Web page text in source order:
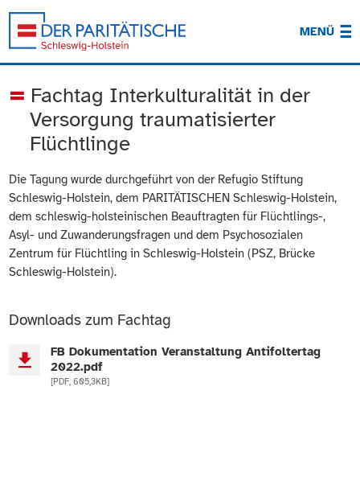
MENÜ
Fachtag Interkulturalität in der
Versorgung traumatisierter
Flüchtlinge
Die Tagung wurde durchgeführt von der Refugio Stiftung
Schleswig-Holstein, dem PARITÄTISCHEN Schleswig-Holstein,
dem schleswig-holsteinischen Beauftragten für Flüchtlings-,
Asyl- und Zuwanderungsfragen und dem Psychosozialen
Zentrum für Flüchtling in Schleswig-Holstein (PSZ, Brücke
Schleswig-Holstein).
Downloads zum Fachtag
FB Dokumentation Veranstaltung Antifoltertag
2022.pdf
[PDF, 605,3KB]